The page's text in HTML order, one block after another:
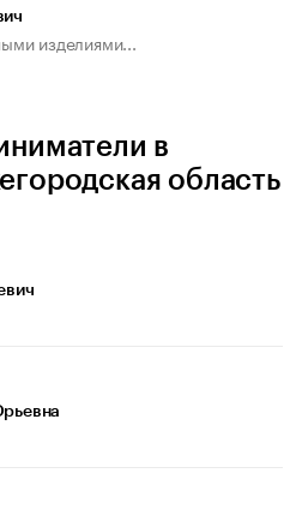
изделиями...
в
область